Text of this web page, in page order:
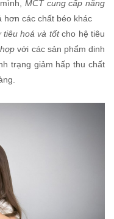
mình,MCT cung cấp năng
hơn các chất béo khác
tiêu hoá và tốtcho hệ tiêu
với các sản phẩm dinh
trạng giảm hấp thu chất